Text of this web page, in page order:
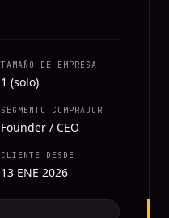
TAMAÑO DE EMPRESA
1 (solo)
SEGMENTO COMPRADOR
Founder / CEO
CLIENTE DESDE
13 ENE 2026